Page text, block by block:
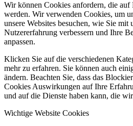
Wir können Cookies anfordern, die auf
werden. Wir verwenden Cookies, um
unsere Websites besuchen, wie Sie mit
Nutzererfahrung verbessern und Ihre
anpassen.
Klicken Sie auf die verschiedenen
mehr zu erfahren. Sie können auch
ändern. Beachten Sie, dass das
Cookies Auswirkungen auf Ihre
und auf die Dienste haben kann, die
Wichtige Website Cookies